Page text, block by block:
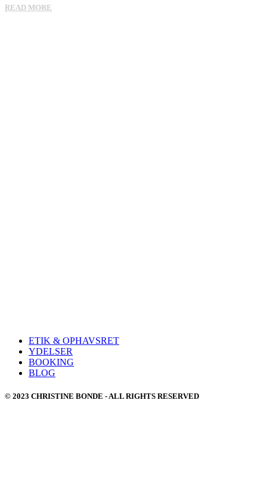
READ MORE
ETIK & OPHAVSRET
YDELSER
BOOKING
BLOG
© 2023 CHRISTINE BONDE - ALL RIGHTS RESERVED